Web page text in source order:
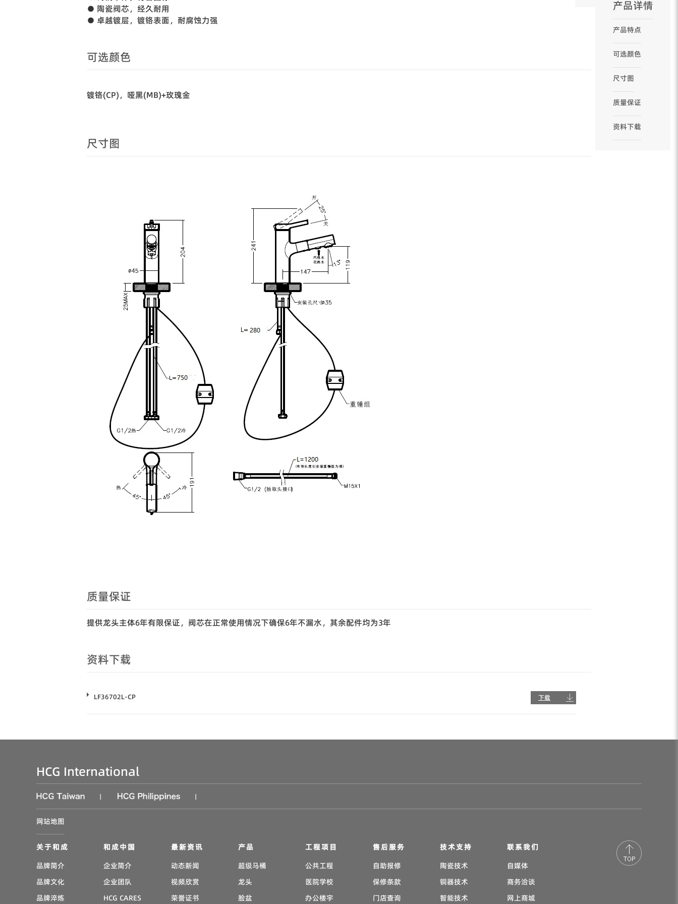
● 陶瓷阀芯，经久耐用
● 卓越镀层，镀铬表面，耐腐蚀力强
可选颜色
镀铬(CP)，哑黑(MB)+玫瑰金
尺寸图
质量保证
提供龙头主体6年有限保证，阀芯在正常使用情况下确保6年不漏水，其余配件均为3年
资料下载
LF36702L-CP 下载
产品详情
产品特点
可选颜色
尺寸图
质量保证
资料下载
HCG International
| |
网站地图
关于和成
品牌简介
品牌文化
品牌淬炼
和成中国
企业简介
企业团队
HCG CARES
最新资讯
动态新闻
视频欣赏
荣誉证书
产品
超级马桶
龙头
脸盆
工程项目
公共工程
医院学校
办公楼宇
售后服务
自助报修
保修条款
门店查询
技术支持
陶瓷技术
铜器技术
智能技术
联系我们
自媒体
商务洽谈
网上商城